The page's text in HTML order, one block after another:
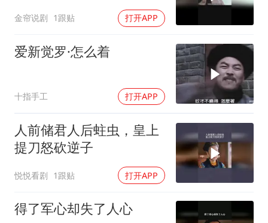
金帘说剧 1跟贴 打开APP
爱新觉罗·怎么着
十指手工 打开APP
人前储君人后蛀虫，皇上
提刀怒砍逆子
悦悦看剧 1跟贴 打开APP
得了军心却失了人心